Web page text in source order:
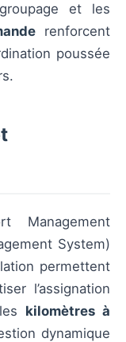
et les
renforcent
poussée
Management
System)
permettent
l’assignation
kilomètres à
dynamique